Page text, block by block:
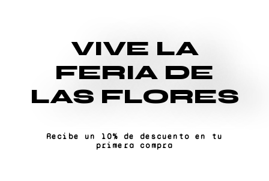
VIVE LA
FERIA DE
LAS FLORES
Recibe un 10% de descuento en tu
primera compra